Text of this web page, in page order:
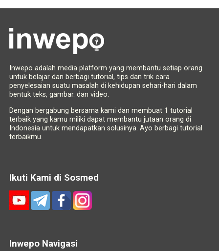
Inwepo adalah media platform yang membantu setiap orang
untuk belajar dan berbagi tutorial, tips dan trik cara
penyelesaian suatu masalah di kehidupan sehari-hari dalam
bentuk teks, gambar. dan video.
Dengan bergabung bersama kami dan membuat 1 tutorial
terbaik yang kamu miliki dapat membantu jutaan orang di
Indonesia untuk mendapatkan solusinya. Ayo berbagi tutorial
terbaikmu.
Ikuti Kami di Sosmed
Inwepo Navigasi